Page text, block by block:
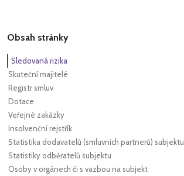
Obsah stránky
Sledovaná rizika
Skuteční majitelé
Registr smluv
Dotace
Veřejné zakázky
Insolvenční rejstřík
Statistika dodavatelů (smluvních partnerů) subjektu
Statistiky odběratelů subjektu
Osoby v orgánech či s vazbou na subjekt